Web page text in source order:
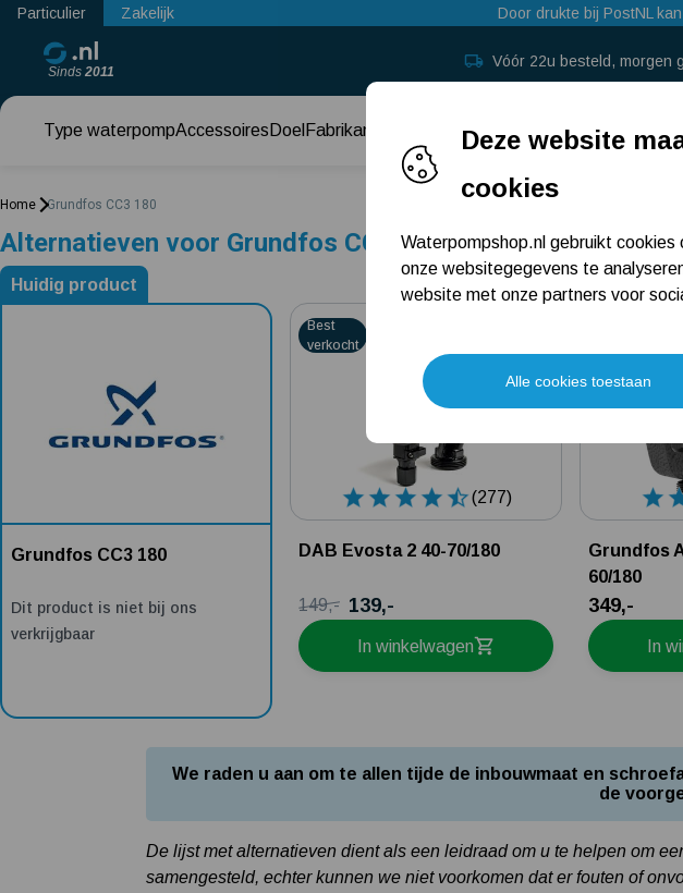
Particulier Zakelijk Door drukte bij PostNL
Sinds 2011
Vóór 22u besteld, morgen
Type waterpompAccessoires Doel Fabrikant Keuzehulp →
Home Grundfos CC3 180
Alternatieven voor Grundfos CC3 180
Alternatieven voor Grundfos CC3 180
Huidig product
Grundfos CC3 180
Dit product is niet bij ons
verkrijgbaar
(277)
4.7581
DAB Evosta 2 40-70/180
Best
verkocht
149,- 139,-
In winkelwagen
Grundfos
60/180
349,-
In
We raden u aan om te allen tijde de inbouwmaat en
de
De lijst met alternatieven dient als een leidraad om u te helpen om
samengesteld, echter kunnen we niet voorkomen dat er fouten of
Deze website
cookies
Waterpompshop.nl gebruikt
onze websitegegevens te
website met onze partners voor
Alle cookies toestaan